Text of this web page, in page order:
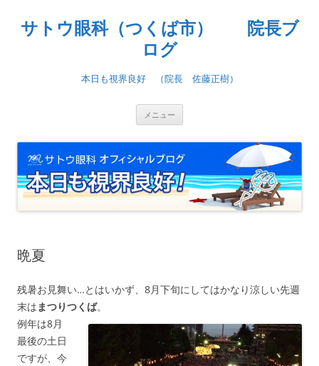
テ
ン
サトウ眼科（つくば市） 院長ブ
ログ
本日も視界良好 （院長 佐藤正樹）
メニュー
晩夏
残暑お見舞い…とはいかず、8月下旬にしてはかなり涼しい先週
末はまつりつくば。
例年は8月
最後の土日
ですが、今